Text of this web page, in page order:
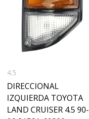
4.5
DIRECCIONAL
IZQUIERDA TOYOTA
LAND CRUISER 4.5 90-